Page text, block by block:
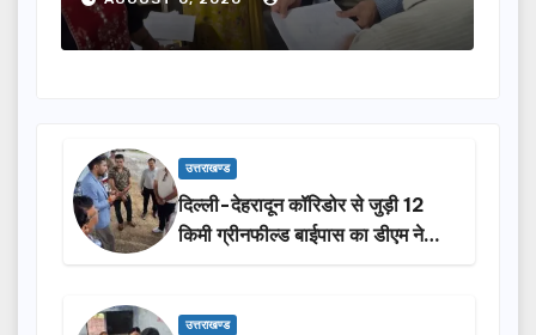
उत्तराखण्ड
दिल्ली-देहरादून कॉरिडोर से जुड़ी 12
किमी ग्रीनफील्ड बाईपास का डीएम ने
किया निरीक्षण…
उत्तराखण्ड